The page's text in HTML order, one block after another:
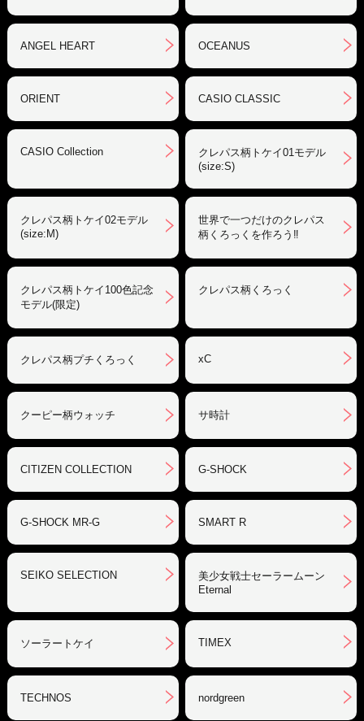
ANGEL HEART OCEANUS
ORIENT CASIO CLASSIC
CASIO Collection
クレパス柄トケイ01モデル
(size:S)
クレパス柄トケイ02モデル
(size:M)
世界で一つだけのクレパス
柄くろっくを作ろう‼︎
クレパス柄トケイ100色記念
モデル(限定)
クレパス柄くろっく
クレパス柄プチくろっく xC
クーピー柄ウォッチ サ時計
CITIZEN COLLECTION G-SHOCK
G-SHOCK MR-G SMART R
SEIKO SELECTION
美少女戦士セーラームーン
Eternal
ソーラートケイ TIMEX
TECHNOS nordgreen